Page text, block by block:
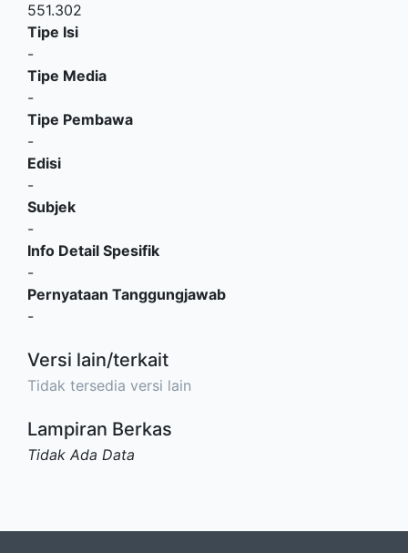
551.302
Tipe Isi
-
Tipe Media
-
Tipe Pembawa
-
Edisi
-
Subjek
-
Info Detail Spesifik
-
Pernyataan Tanggungjawab
-
Versi lain/terkait
Tidak tersedia versi lain
Lampiran Berkas
Tidak Ada Data